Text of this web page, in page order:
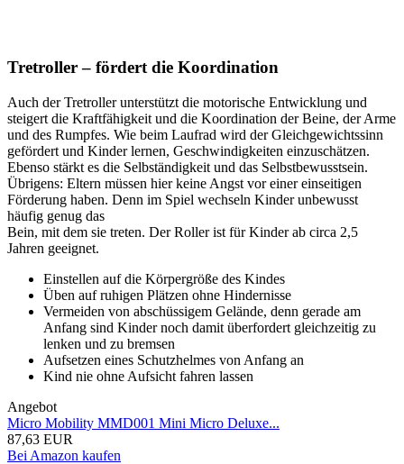
Tretroller – fördert die Koordination
Auch der Tretroller unterstützt die motorische Entwicklung und
steigert die Kraftfähigkeit und die Koordination der Beine, der Arme
und des Rumpfes. Wie beim Laufrad wird der Gleichgewichtssinn
gefördert und Kinder lernen, Geschwindigkeiten einzuschätzen.
Ebenso stärkt es die Selbständigkeit und das Selbstbewusstsein.
Übrigens: Eltern müssen hier keine Angst vor einer einseitigen
Förderung haben. Denn im Spiel wechseln Kinder unbewusst
häufig genug das
Bein, mit dem sie treten. Der Roller ist für Kinder ab circa 2,5
Jahren geeignet.
Einstellen auf die Körpergröße des Kindes
Üben auf ruhigen Plätzen ohne Hindernisse
Vermeiden von abschüssigem Gelände, denn gerade am
Anfang sind Kinder noch damit überfordert gleichzeitig zu
lenken und zu bremsen
Aufsetzen eines Schutzhelmes von Anfang an
Kind nie ohne Aufsicht fahren lassen
Angebot
Micro Mobility MMD001 Mini Micro Deluxe...
87,63 EUR
Bei Amazon kaufen